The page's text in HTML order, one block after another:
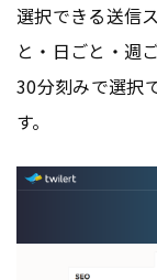
選択できる送信
と・日ごと・週
30分刻みで選択
す。